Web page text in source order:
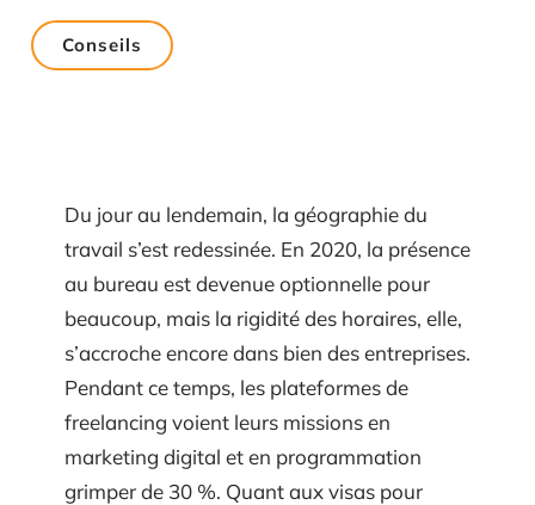
Conseils
Du jour au lendemain, la géographie du
travail s’est redessinée. En 2020, la présence
au bureau est devenue optionnelle pour
beaucoup, mais la rigidité des horaires, elle,
s’accroche encore dans bien des entreprises.
Pendant ce temps, les plateformes de
freelancing voient leurs missions en
marketing digital et en programmation
grimper de 30 %. Quant aux visas pour